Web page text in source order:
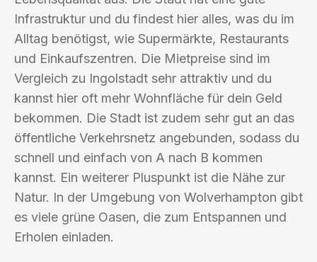
Infrastruktur und du findest hier alles, was du im
Alltag benötigst, wie Supermärkte, Restaurants
und Einkaufszentren. Die Mietpreise sind im
Vergleich zu Ingolstadt sehr attraktiv und du
kannst hier oft mehr Wohnfläche für dein Geld
bekommen. Die Stadt ist zudem sehr gut an das
öffentliche Verkehrsnetz angebunden, sodass du
schnell und einfach von A nach B kommen
kannst. Ein weiterer Pluspunkt ist die Nähe zur
Natur. In der Umgebung von Wolverhampton gibt
es viele grüne Oasen, die zum Entspannen und
Erholen einladen.